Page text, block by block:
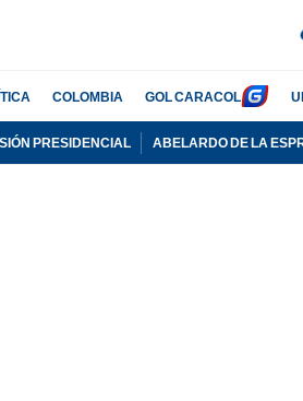
COLOMBIA GOL CARACOL
PRESIDENCIAL ABELARDO DE LA